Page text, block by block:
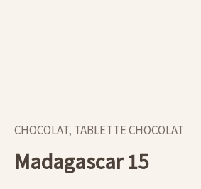
CHOCOLAT, TABLETTE CHOCOLAT
Madagascar 15
quantité
de
Madagascar